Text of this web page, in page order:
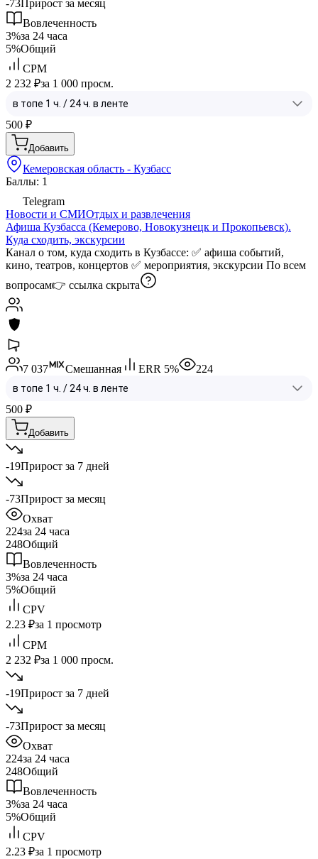
-73 Прирост за месяц
Вовлеченность
3%за 24 часа
5%Общий
CPM
2 232 ₽за 1 000 просм.
500 ₽
Добавить
Кемеровская область - Кузбасс
Баллы: 1
Telegram
Новости и СМИОтдых и развлечения
Афиша Кузбасса (Кемерово, Новокузнецк и Прокопьевск).
Куда сходить, экскурсии
Канал о том, куда сходить в Кузбассе: ✅ афиша событий,
кино, театров, концертов ✅ мероприятия, экскурсии По всем
вопросам👉 ссылка скрыта
7 037 Смешанная ERR 5% 224
500 ₽
Добавить
-19Прирост за 7 дней
-73Прирост за месяц
Охват
224за 24 часа
248Общий
Вовлеченность
3%за 24 часа
5%Общий
CPV
2.23 ₽за 1 просмотр
CPM
2 232 ₽за 1 000 просм.
-19Прирост за 7 дней
-73Прирост за месяц
Охват
224за 24 часа
248Общий
Вовлеченность
3%за 24 часа
5%Общий
CPV
2.23 ₽за 1 просмотр